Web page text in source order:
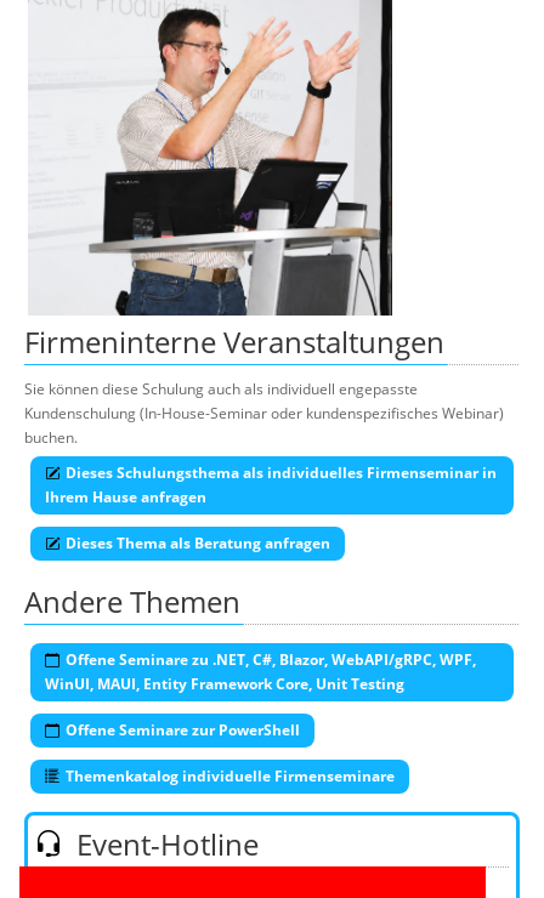
Firmeninterne Veranstaltungen
Sie können diese Schulung auch als individuell engepasste
Kundenschulung (In-House-Seminar oder kundenspezifisches Webinar)
buchen.
Dieses Schulungsthema als individuelles Firmenseminar in
Ihrem Hause anfragen
Dieses Thema als Beratung anfragen
Andere Themen
Offene Seminare zu .NET, C#, Blazor, WebAPI/gRPC, WPF,
WinUI, MAUI, Entity Framework Core, Unit Testing
Offene Seminare zur PowerShell
Themenkatalog individuelle Firmenseminare
Event-Hotline